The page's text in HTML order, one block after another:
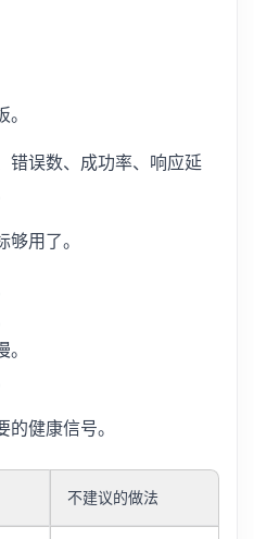
错误数、成功率、响应延
用了。
健康信号。
不建议的做法